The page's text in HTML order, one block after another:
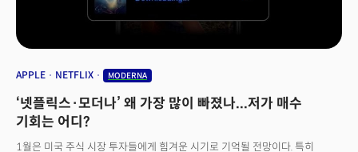
것을 의미하는 것일까요. 실제 최근 미국의 7일 평균 코로나 신규 감염자
숫자는 하루 17만 5000여 명으로 전주 대비 40% 감소했습니다. 이에 미국
당국은 지난주 파이낸셜 타임스와의 인터뷰에서 "코로나19의 전면적인
3살 막내딸을 시작으로 온 가족이 확진 판정을 받으면서 격리생활을
소아과에 전화로 물어보니 전화로 문의 오는 3통 중 1통이 아이들의 코로나
확진 문의일 정도로 확산 정도가 심각했습니다. 그러나 대부분 증상이 감기나
APPLE NETFLIX MODERNA
‘넷플릭스·모더나’ 왜 가장 많이 빠졌나...저가 매수
기회는 어디?
1월은 미국 주식 시장 투자들에게 힘겨운 시기로 기억될 전망이다. 특히